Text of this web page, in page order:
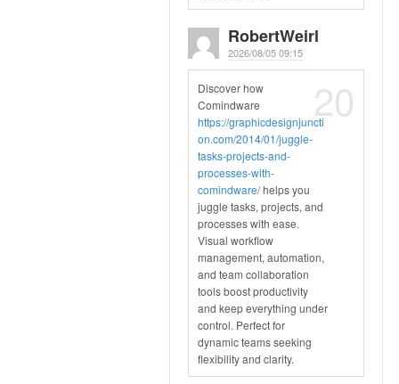
RobertWeirl
2026/08/05 09:15
20
Discover how
Comindware
https://graphicdesignjuncti
on.com/2014/01/juggle-
tasks-projects-and-
processes-with-
comindware/helps you
juggle tasks, projects, and
processes with ease.
Visual workflow
management, automation,
and team collaboration
tools boost productivity
and keep everything under
control. Perfect for
dynamic teams seeking
flexibility and clarity.